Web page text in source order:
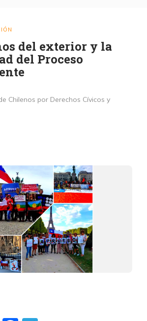
del exterior y la
del Proceso
Chilenos por Derechos Cívicos y